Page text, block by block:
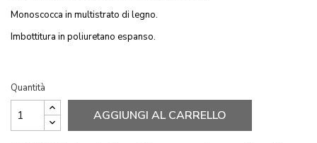
Monoscocca in multistrato di legno.
Imbottitura in poliuretano espanso.
Quantità
AGGIUNGI AL CARRELLO